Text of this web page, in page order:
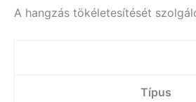
A hangzás tökéletesítését
Típus